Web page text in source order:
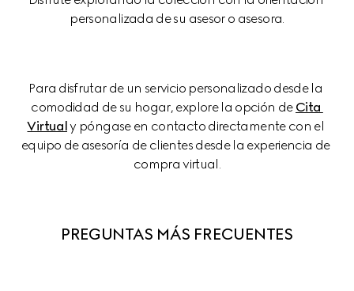
personalizada de su asesor o asesora.
Para disfrutar de un servicio personalizado desde la
comodidad de su hogar, explore la opción de Cita
Virtual y póngase en contacto directamente con el
equipo de asesoría de clientes desde la experiencia de
compra virtual.
PREGUNTAS MÁS FRECUENTES